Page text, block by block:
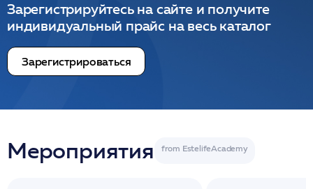
Зарегистрируйтесь на сайте и получите
индивидуальный прайс на весь каталог
Зарегистрироваться
Мероприятия